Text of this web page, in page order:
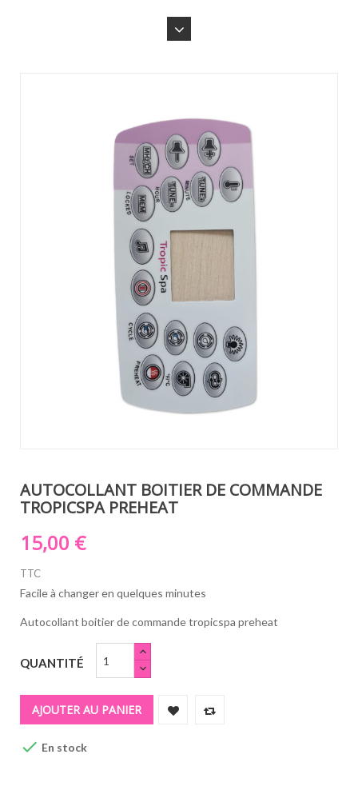
AUTOCOLLANT BOITIER DE COMMANDE
TROPICSPA PREHEAT
15,00 €
TTC
Facile à changer en quelques minutes
Autocollant boitier de commande tropicspa preheat
QUANTITÉ
AJOUTER AU PANIER
 En stock